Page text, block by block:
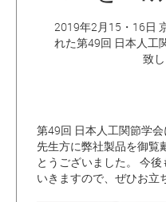
2019年2月15・16日
れた第49回 日本人工
致
第49回 日本人工関節学
先生方に弊社製品を御覧
とうございました。 今
いきますので、ぜひお立